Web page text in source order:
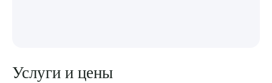
Услуги и цены